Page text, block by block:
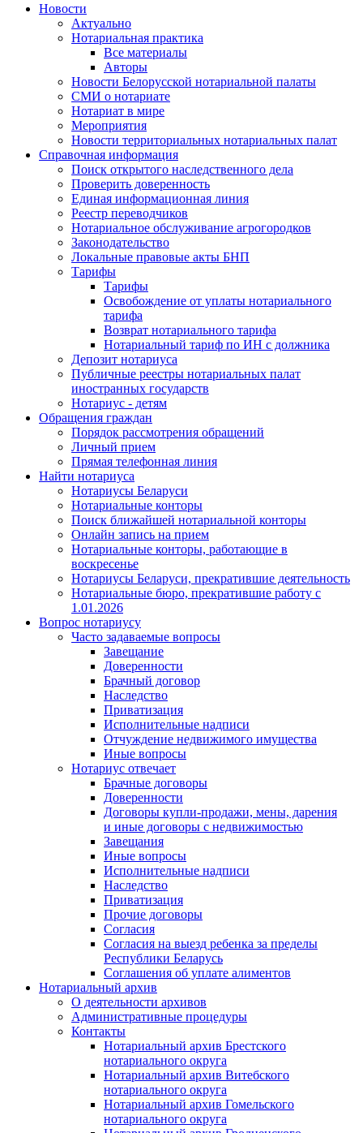
Новости
Актуально
Нотариальная практика
Все материалы
Авторы
Новости Белорусской нотариальной палаты
СМИ о нотариате
Нотариат в мире
Мероприятия
Новости территориальных нотариальных палат
Справочная информация
Поиск открытого наследственного дела
Проверить доверенность
Единая информационная линия
Реестр переводчиков
Нотариальное обслуживание агрогородков
Законодательство
Локальные правовые акты БНП
Тарифы
Тарифы
Освобождение от уплаты нотариального
тарифа
Возврат нотариального тарифа
Нотариальный тариф по ИН с должника
Депозит нотариуса
Публичные реестры нотариальных палат
иностранных государств
Нотариус - детям
Обращения граждан
Порядок рассмотрения обращений
Личный прием
Прямая телефонная линия
Найти нотариуса
Нотариусы Беларуси
Нотариальные конторы
Поиск ближайшей нотариальной конторы
Онлайн запись на прием
Нотариальные конторы, работающие в
воскресенье
Нотариусы Беларуси, прекратившие деятельность
Нотариальные бюро, прекратившие работу с
1.01.2026
Вопрос нотариусу
Часто задаваемые вопросы
Завещание
Доверенности
Брачный договор
Наследство
Приватизация
Исполнительные надписи
Отчуждение недвижимого имущества
Иные вопросы
Нотариус отвечает
Брачные договоры
Доверенности
Договоры купли-продажи, мены, дарения
и иные договоры с недвижимостью
Завещания
Иные вопросы
Исполнительные надписи
Наследство
Приватизация
Прочие договоры
Согласия
Согласия на выезд ребенка за пределы
Республики Беларусь
Соглашения об уплате алиментов
Нотариальный архив
О деятельности архивов
Административные процедуры
Контакты
Нотариальный архив Брестского
нотариального округа
Нотариальный архив Витебского
нотариального округа
Нотариальный архив Гомельского
нотариального округа